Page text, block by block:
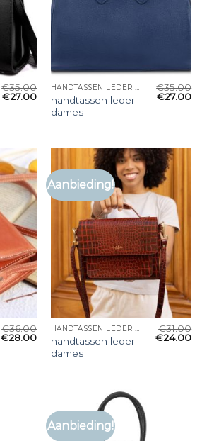
€35.00
€27.00
HANDTASSEN LEDER DAMES
handtassen leder
dames
€35.00
€27.00
€36.00
€28.00
Aanbieding!
HANDTASSEN LEDER DAMES
handtassen leder
dames
€31.00
€24.00
Aanbieding!